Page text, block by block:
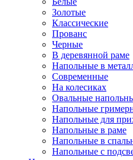
Золотые
Классические
Прованс
Черные
В деревянной раме
Напольные в
Современные
На колесиках
Овальные
Напольные
Напольные для
Напольные в раме
Напольные в
Напольные с